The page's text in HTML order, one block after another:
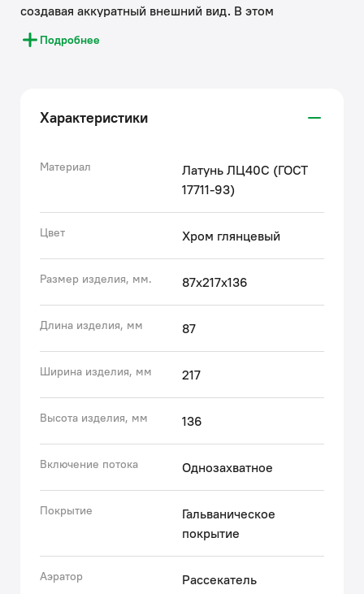
создавая аккуратный внешний вид. В этом
положении вода подается из лейки. Эргономичная
ручка управления с оригинальным вырезом
в комплекте. К смесителю подойдет любой шланг с
выходом G1/2.
Смеситель IDDIS® для ванны выполнен из
высококачественной латуни ЛЦ40С — прочного,
Смеситель соответствует требованиям ГОСТ 19681-
2016 и выдерживает до 35 атмосфер и температуру
до 95 °C, что делает его надёжным и износостойким.
Увеличенное никель-хромовое покрытие полностью
соответствует европейским стандартам качества,
обеспечивает его стойкость и зеркальный блеск в
Надёжный керамический картридж Softap
обеспечивает
Подробнее
Характеристики
Материал
Латунь ЛЦ40C (ГОСТ
17711-93)
Цвет Хром глянцевый
Размер изделия, мм. 87x217x136
Длина изделия, мм 87
Ширина изделия, мм 217
Высота изделия, мм 136
Включение потока Однозахватное
Покрытие
Гальваническое
покрытие
Аэратор Рассекатель